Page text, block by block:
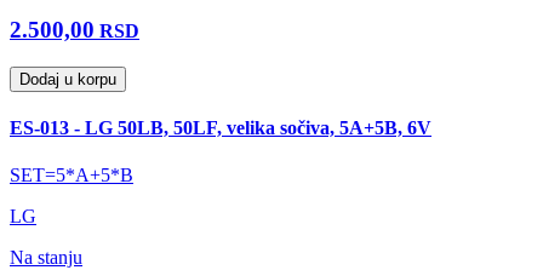
2.500,00 RSD
Dodaj u korpu
ES-013 - LG 50LB, 50LF, velika sočiva, 5A+5B, 6V
SET=5*A+5*B
LG
Na stanju